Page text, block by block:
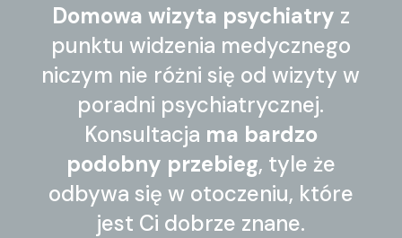
Domowa wizyta psychiatry z
punktu widzenia medycznego
niczym nie różni się od wizyty w
poradni psychiatrycznej.
Konsultacja ma bardzo
podobny przebieg, tyle że
odbywa się w otoczeniu, które
jest Ci dobrze znane.